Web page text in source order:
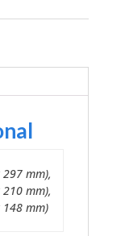
mm),
mm),
148 mm)